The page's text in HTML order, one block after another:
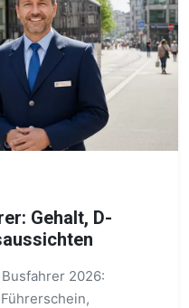
Gehalt, D-
2026: